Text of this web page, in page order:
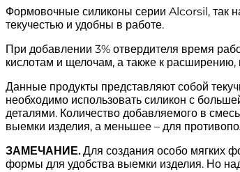
Формовочные силиконы серии Alcorsil, так
текучестью и удобны в работе.
При добавлении 3% отвердителя время
кислотам и щелочам, а также к
Данные продукты представляют собой
необходимо использовать силикон с
деталями. Количество добавляемого в
выемки изделия, а меньшее – для
ЗАМЕЧАНИЕ.Для создания особо мягких
формы для удобства выемки изделия. Но